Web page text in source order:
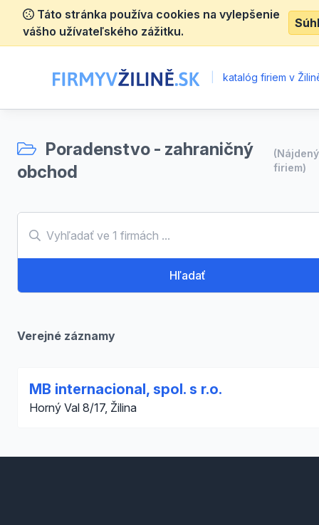
Táto stránka používa cookies na vylepšenie
vášho užívateľského zážitku.
katalóg firiem v
Poradenstvo - zahraničný
obchod
firiem)
Hľadať
Verejné záznamy
MB internacional, spol. s r.o.
Horný Val 8/17, Žilina